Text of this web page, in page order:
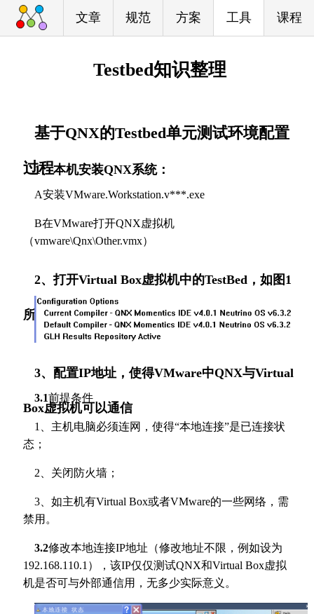
文章 规范 方案 工具 课程
Testbed知识整理
基于QNX的Testbed单元测试环境配置
过程
1、本机安装QNX系统：
A安装VMware.Workstation.v***.exe
B在VMware打开QNX虚拟机
（vmware\Qnx\Other.vmx）
2、打开Virtual Box虚拟机中的TestBed，如图1
所示将测试的编译器换成QNX
3、配置IP地址，使得VMware中QNX与Virtual
Box虚拟机可以通信
3.1前提条件
1、主机电脑必须连网，使得“本地连接”是已连接状
态；
2、关闭防火墙；
3、如主机有Virtual Box或者VMware的一些网络，需
禁用。
3.2修改本地连接IP地址（修改地址不限，例如设为
192.168.110.1），该IP仅仅测试QNX和Virtual Box虚拟
机是否可与外部通信用，无多少实际意义。